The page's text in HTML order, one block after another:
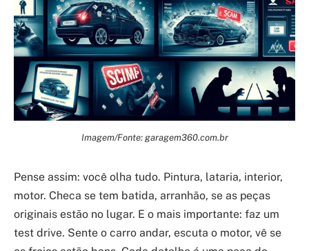
Imagem/Fonte: garagem360.com.br
Pense assim: você olha tudo. Pintura, lataria, interior,
motor. Checa se tem batida, arranhão, se as peças
originais estão no lugar. E o mais importante: faz um
test drive. Sente o carro andar, escuta o motor, vê se